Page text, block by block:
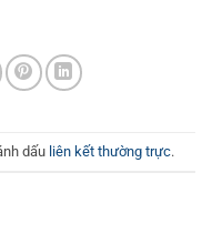
dấu liên kết thường trực.